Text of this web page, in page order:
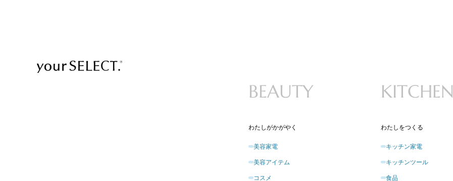
BEAUTY
わたしがかがやく
美容家電
美容アイテム
コスメ
KITCHEN
わたしをつくる
キッチン家電
キッチンツール
食品